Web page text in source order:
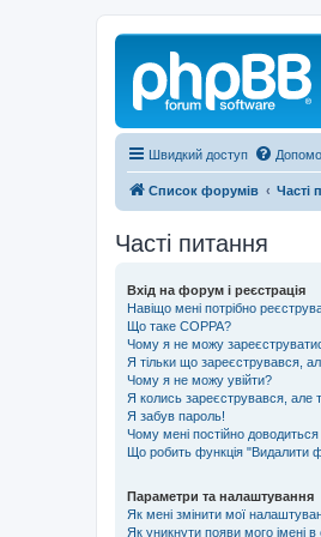
Швидкий доступ
Список форумів Часті
Часті питання
Вхід на форум і реєстрація
Навіщо мені потрібно
Що таке COPPA?
Чому я не можу
Я тільки що зареєструвався,
Чому я не можу увійти?
Я колись зареєструвався, але
Я забув пароль!
Чому мені постійно доводиться
Що робить функція "Видалити
Параметри та налаштування
Як мені змінити мої
Як уникнути появи мого імені